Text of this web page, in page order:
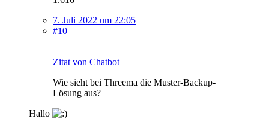
7. Juli 2022 um 22:05
#10
Zitat von Chatbot
Wie sieht bei Threema die Muster-Backup-
Lösung aus?
Hallo